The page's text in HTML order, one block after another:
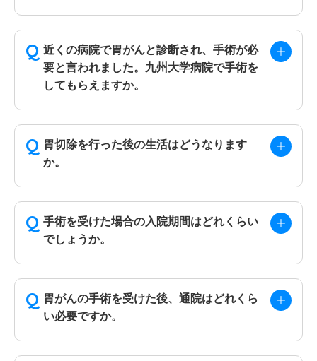
近くの病院で胃がんと診断され、手術が必
要と言われました。九州大学病院で手術を
してもらえますか。
胃切除を行った後の生活はどうなります
か。
手術を受けた場合の入院期間はどれくらい
でしょうか。
胃がんの手術を受けた後、通院はどれくら
い必要ですか。